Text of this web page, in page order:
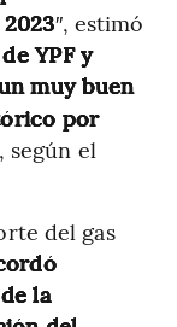
″, estimó
YPF y
muy buen
por
según el
del gas
la